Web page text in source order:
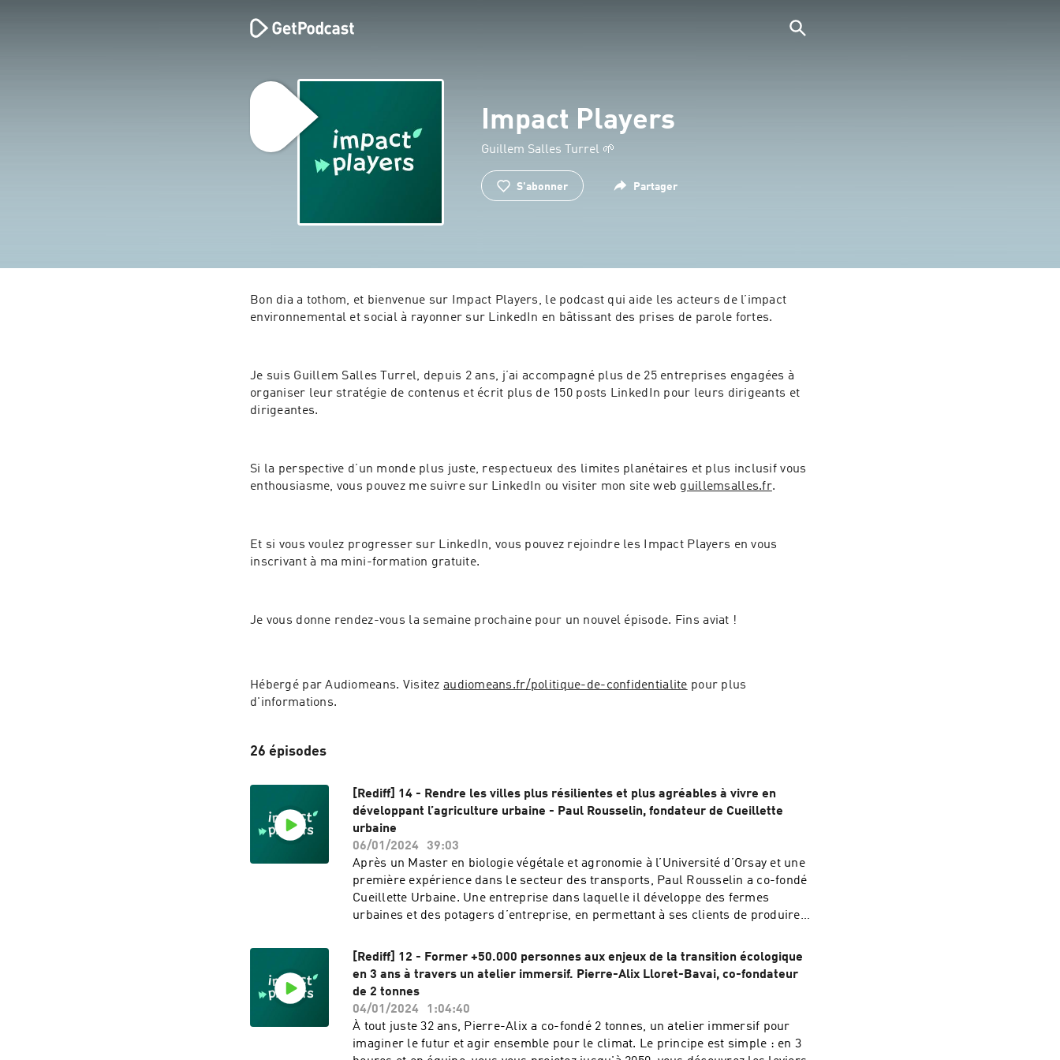
Impact Players
Guillem Salles Turrel 🌱
S'abonner Partager
Bon dia a tothom, et bienvenue sur Impact Players, le podcast qui aide les acteurs de l’impact
environnemental et social à rayonner sur LinkedIn en bâtissant des prises de parole fortes.
Je suis Guillem Salles Turrel, depuis 2 ans, j’ai accompagné plus de 25 entreprises engagées à
organiser leur stratégie de contenus et écrit plus de 150 posts LinkedIn pour leurs dirigeants et
dirigeantes.
Si la perspective d’un monde plus juste, respectueux des limites planétaires et plus inclusif vous
enthousiasme, vous pouvez me suivre sur LinkedIn ou visiter mon site web guillemsalles.fr.
Et si vous voulez progresser sur LinkedIn, vous pouvez rejoindre les Impact Players en vous
Je vous donne rendez-vous la semaine prochaine pour un nouvel épisode. Fins aviat !
Hébergé par Audiomeans. Visitez audiomeans.fr/politique-de-confidentialite pour plus
d'informations.
26 épisodes
[Rediff] 14 - Rendre les villes plus résilientes et plus agréables à vivre en
développant l’agriculture urbaine - Paul Rousselin, fondateur de Cueillette
urbaine
06/01/2024
39:03
Après un Master en biologie végétale et agronomie à l’Université d’Orsay et une
première expérience dans le secteur des transports, Paul Rousselin a co-fondé
Cueillette Urbaine. Une entreprise dans laquelle il développe des fermes
urbaines et des potagers d’entreprise, en permettant à ses clients de produire
aujourd’hui plusieurs grosses fermes urbaines exploitées sur Paris ainsi que
des potagers d’entreprise pour L’Oréal, la Fédération Française de Football ou
Radio France, ainsi que des teambuildings et animations autour de
l’alimentation et la biodiversité. L’occasion pour Paul de raconter cette aventure
et de nous partager la manière dont il déploie pas à pas sa conviction de villes
plus résilientes et plus autosuffisantes. Bonne écoute !Et pour aller plus loin,
voici comment je peux vous aider : 👉 J'écris les posts LinkedIn des CEO des
[Rediff] 12 - Former +50.000 personnes aux enjeux de la transition écologique
en 3 ans à travers un atelier immersif. Pierre-Alix Lloret-Bavai, co-fondateur
de 2 tonnes
04/01/2024
1:04:40
À tout juste 32 ans, Pierre-Alix a co-fondé 2 tonnes, un atelier immersif pour
imaginer le futur et agir ensemble pour le climat. Le principe est simple : en 3